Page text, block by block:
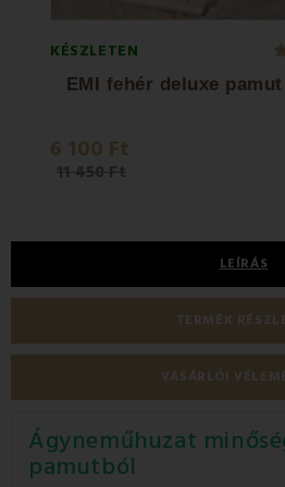
KÉSZLETEN
EMI fehér deluxe
6 100 Ft
11 450 Ft
LEÍRÁS
TERMÉK
VÁSÁRLÓI
Ágyneműhuzat
pamutból